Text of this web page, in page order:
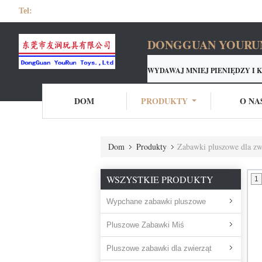
Tel:
DONGGUAN
WYDAWAJ MNIEJ PIENIĘDZY I
PRODUCENT ZABAWEK
USŁUGADLA WSZYSTKICH
DOM PRODUKTY O
Dom Produkty Zabawki pluszowe dla
WSZYSTKIE PRODUKTY
Wypchane zabawki pluszowe
Pluszowe Zabawki Miś
Pluszowe zabawki dla zwierząt
1